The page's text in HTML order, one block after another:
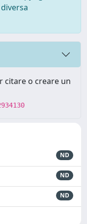
citare o creare un
ND
ND
ND